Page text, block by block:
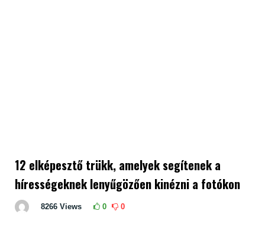
12 elképesztő trükk, amelyek segítenek a
hírességeknek lenyűgözően kinézni a fotókon
8266 Views 0 0